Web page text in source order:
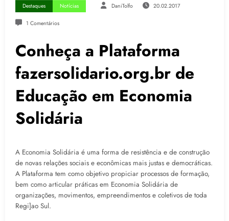
Destaques Notícias DaniTolfo 20.02.2017
1 Comentários
Conheça a Plataforma
fazersolidario.org.br de
Educação em Economia
Solidária
A Economia Solidária é uma forma de resistência e de construção
de novas relações sociais e econômicas mais justas e democráticas.
A Plataforma tem como objetivo propiciar processos de formação,
bem como articular práticas em Economia Solidária de
organizações, movimentos, empreendimentos e coletivos de toda
Regi]ao Sul.